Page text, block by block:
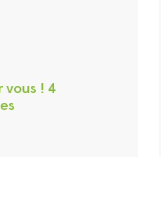
vous ! 4